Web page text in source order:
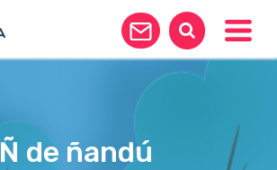
Ñ de ñandú